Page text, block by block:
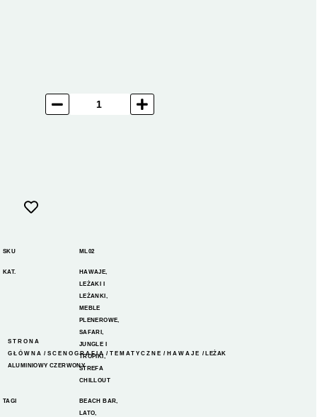
SKU ML02
KAT. HAWAJE,
LEŻAKI I
LEŻANKI ,
MEBLE
PLENEROWE,
SAFARI,
JUNGLE I
TROPIKI,
STREFA
CHILLOUT
TAGI BEACH BAR,
LATO,
STRONA
GŁÓWNA / SCENOGRAFIA /TEMATYCZNE / HAWAJE / LEŻAK
ALUMINIOWY CZERWONY